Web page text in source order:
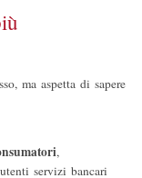
ma aspetta di sapere
,
servizi bancari